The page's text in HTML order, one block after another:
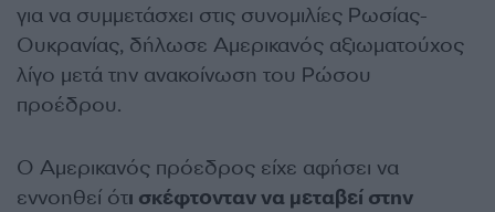
για να συμμετάσχει στις συνομιλίες Ρωσίας-
Ουκρανίας, δήλωσε Αμερικανός αξιωματούχος
λίγο μετά την ανακοίνωση του Ρώσου
προέδρου.
Ο Αμερικανός πρόεδρος είχε αφήσει να
εννοηθεί ότι σκέφτονταν να μεταβεί στην